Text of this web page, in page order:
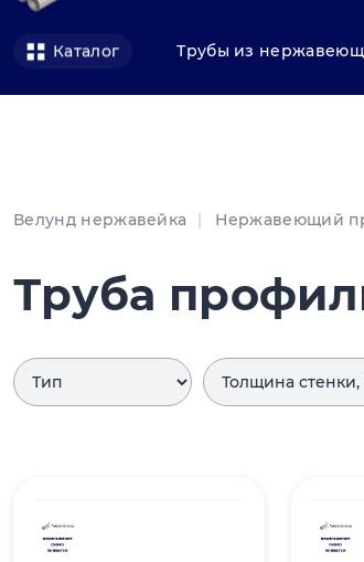
Каталог Трубы из
Велунд нержавейка Нержавеющий
Труба